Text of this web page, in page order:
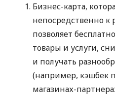
Бизнес-карта,
непосредственно к
позволяет
товары и услуги,
и получать
(например, кэшбек
магазинах-